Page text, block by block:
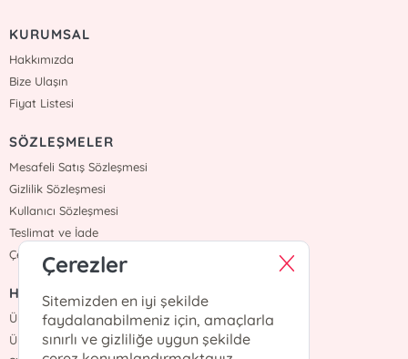
KURUMSAL
Hakkımızda
Bize Ulaşın
Fiyat Listesi
SÖZLEŞMELER
Mesafeli Satış Sözleşmesi
Gizlilik Sözleşmesi
Kullanıcı Sözleşmesi
Teslimat ve İade
Çerez Politikasi
HIZLI ERİŞİM
Üye Ol
Üye Giriş
Çerezler
Sitemizden en iyi şekilde
faydalanabilmeniz için, amaçlarla
sınırlı ve gizliliğe uygun şekilde